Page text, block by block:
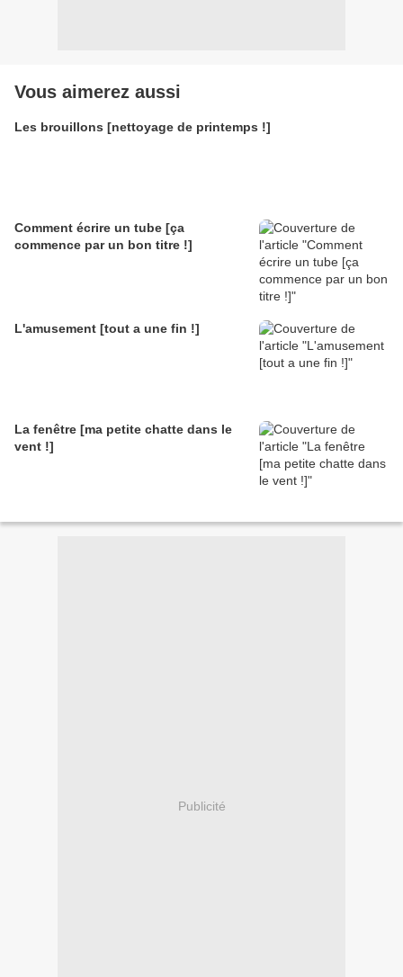
Vous aimerez aussi
Les brouillons [nettoyage de printemps !]
Comment écrire un tube [ça
commence par un bon titre !]
L'amusement [tout a une fin !]
La fenêtre [ma petite chatte dans le
vent !]
Publicité